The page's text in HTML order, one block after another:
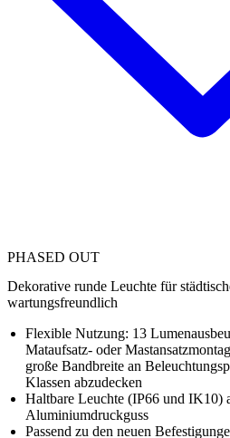
PHASED OUT
Dekorative runde Leuchte für
wartungsfreundlich
Flexible Nutzung: 13
Mataufsatz- oder
große Bandbreite an
Klassen abzudecken
Haltbare Leuchte (IP66 und IK10)
Aluminiumdruckguss
Passend zu den neuen